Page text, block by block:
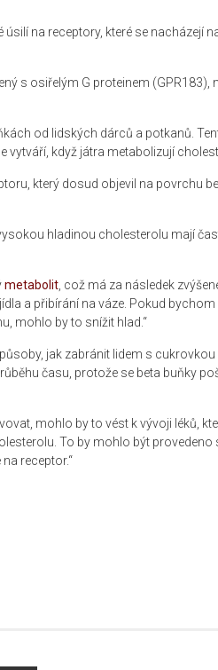
na receptory, které se nacházejí
s osiřelým G proteinem (GPR183),
od lidských dárců a potkanů.
vytváří, když játra metabolizují
který dosud objevil na povrchu
hladinou cholesterolu mají
metabolit , což má za následek
a přibírání na váze. Pokud
mohlo by to snížit hlad.“
jak zabránit lidem s cukrovkou
času, protože se beta buňky
mohlo by to vést k vývoji léků,
To by mohlo být provedeno
receptor.“